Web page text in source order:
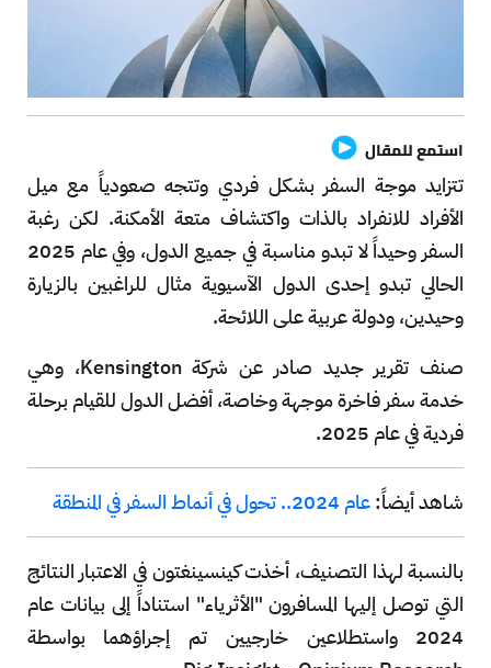
استمع للمقال
تتزايد موجة السفر بشكل فردي وتتجه صعودياً مع ميل
الأفراد للانفراد بالذات واكتشاف متعة الأمكنة. لكن رغبة
السفر وحيداً لا تبدو مناسبة في جميع الدول، وفي عام 2025
الحالي تبدو إحدى الدول الآسيوية مثال للراغبين بالزيارة
وحيدين، ودولة عربية على اللائحة.
صنف تقرير جديد صادر عن شركة Kensington، وهي
خدمة سفر فاخرة موجهة وخاصة، أفضل الدول للقيام برحلة
فردية في عام 2025.
شاهد أيضاً:عام 2024.. تحول في أنماط السفر في المنطقة
بالنسبة لهذا التصنيف، أخذت كينسينغتون في الاعتبار النتائج
التي توصل إليها المسافرون "الأثرياء" استناداً إلى بيانات عام
2024 واستطلاعين خارجيين تم إجراؤهما بواسطة